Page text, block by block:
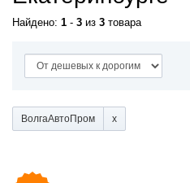
Найдено: 1 - 3 из 3 товара
ВолгаАвтоПром